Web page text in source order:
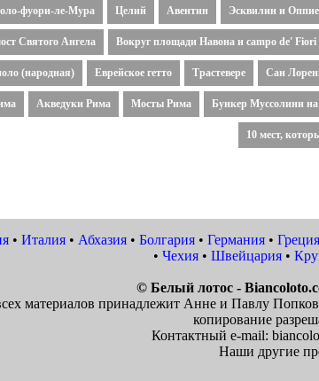
фуори-ле-Мура Целий Авентин Эсквилин и
Святого Ангела Вокруг площади Навона и campo de' Fiori
(народная) Еврейское гетто Трастевере Сан
Акведуки Рима Мосты Рима Бункер Муссолини
10 мест,
• Италия • Абхазия • Болгария • Германия • Греция
• Чехия• Швейцария•
© Белый лотос -
материалов принадлежит Анне и Павлу
копирование
Контактный e-mail:
Наши другие